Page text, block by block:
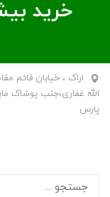
خرید
اراک ، خیابان قائم
الله غفاری،جنب پوشاک
پارس